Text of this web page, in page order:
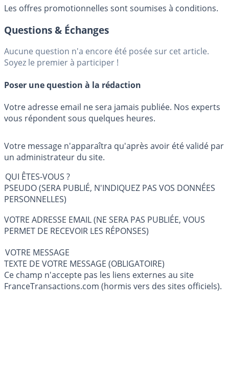
Les offres promotionnelles sont soumises à conditions.
Questions & Échanges
Aucune question n'a encore été posée sur cet article.
Soyez le premier à participer !
Poser une question à la rédaction
Votre adresse email ne sera jamais publiée. Nos experts
vous répondent sous quelques heures.
Votre message n'apparaîtra qu'après avoir été validé par
un administrateur du site.
QUI ÊTES-VOUS ?
PSEUDO (SERA PUBLIÉ, N'INDIQUEZ PAS VOS DONNÉES
PERSONNELLES)
VOTRE ADRESSE EMAIL (NE SERA PAS PUBLIÉE, VOUS
PERMET DE RECEVOIR LES RÉPONSES)
VOTRE MESSAGE
TEXTE DE VOTRE MESSAGE (OBLIGATOIRE)
Ce champ n'accepte pas les liens externes au site
FranceTransactions.com (hormis vers des sites officiels).